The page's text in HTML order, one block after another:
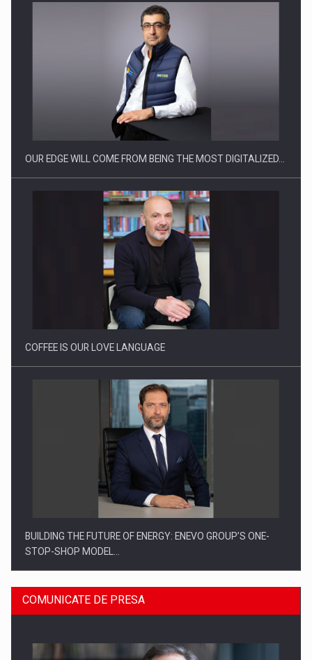
Producatorii si comerciantii care nu se supun noilor
Proteinmaxxing and the Future of Protein Demand
OUR EDGE WILL COME FROM BEING THE MOST DIGITALIZED…
COFFEE IS OUR LOVE LANGUAGE
BUILDING THE FUTURE OF ENERGY: ENEVO GROUP’S ONE-
STOP-SHOP MODEL…
COMUNICATE DE PRESA